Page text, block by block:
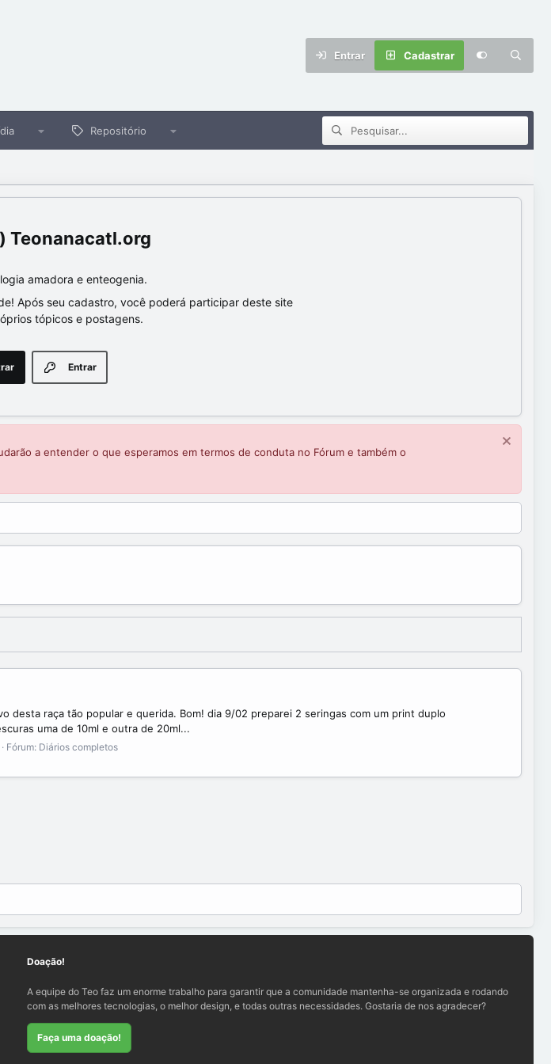
Entrar Cadastrar
Repositório
Teonanacatl.org
amadora e enteogenia.
Após seu cadastro, você poderá participar deste site
tópicos e postagens.
Entrar
a entender o que esperamos em termos de conduta no Fórum e também o
desta raça tão popular e querida. Bom! dia 9/02 preparei 2 seringas com um print duplo
uma de 10ml e outra de 20ml...
Fórum: Diários completos
Doação!
A equipe do Teo faz um enorme trabalho para garantir que a comunidade mantenha-se organizada e rodando
com as melhores tecnologias, o melhor design, e todas outras necessidades. Gostaria de nos agradecer?
Faça uma doação!